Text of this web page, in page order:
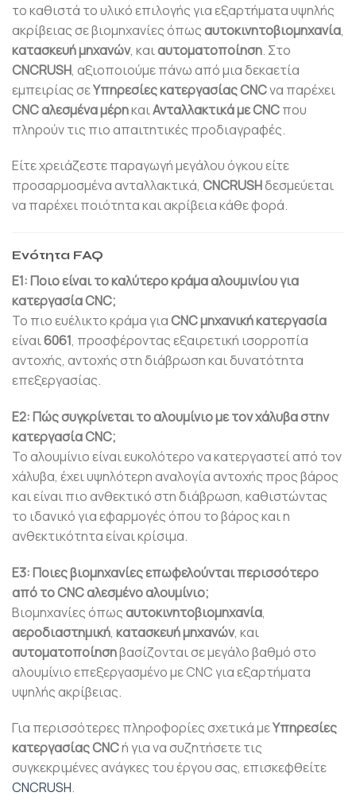
το καθιστά το υλικό επιλογής για εξαρτήματα υψηλής
ακρίβειας σε βιομηχανίες όπωςαυτοκινητοβιομηχανία,
κατασκευή μηχανών, καιαυτοματοποίηση. Στο
CNCRUSH, αξιοποιούμε πάνω από μια δεκαετία
εμπειρίας σεΥπηρεσίες κατεργασίας CNCνα παρέχει
CNC αλεσμένα μέρηκαιΑνταλλακτικά με CNCπου
πληρούν τις πιο απαιτητικές προδιαγραφές.
Είτε χρειάζεστε παραγωγή μεγάλου όγκου είτε
προσαρμοσμένα ανταλλακτικά, CNCRUSHδεσμεύεται
να παρέχει ποιότητα και ακρίβεια κάθε φορά.
Ενότητα FAQ
Ε1: Ποιο είναι το καλύτερο κράμα αλουμινίου για
κατεργασία CNC;
Το πιο ευέλικτο κράμα γιαCNC μηχανική κατεργασία
είναι6061, προσφέροντας εξαιρετική ισορροπία
αντοχής, αντοχής στη διάβρωση και δυνατότητα
επεξεργασίας.
Ε2: Πώς συγκρίνεται το αλουμίνιο με τον χάλυβα στην
κατεργασία CNC;
Το αλουμίνιο είναι ευκολότερο να κατεργαστεί από τον
χάλυβα, έχει υψηλότερη αναλογία αντοχής προς βάρος
και είναι πιο ανθεκτικό στη διάβρωση, καθιστώντας
το ιδανικό για εφαρμογές όπου το βάρος και η
ανθεκτικότητα είναι κρίσιμα.
Ε3: Ποιες βιομηχανίες επωφελούνται περισσότερο
από το CNC αλεσμένο αλουμίνιο;
Βιομηχανίες όπωςαυτοκινητοβιομηχανία,
αεροδιαστημική, κατασκευή μηχανών, και
αυτοματοποίησηβασίζονται σε μεγάλο βαθμό στο
αλουμίνιο επεξεργασμένο με CNC για εξαρτήματα
υψηλής ακρίβειας.
Για περισσότερες πληροφορίες σχετικά μεΥπηρεσίες
κατεργασίας CNCή για να συζητήσετε τις
συγκεκριμένες ανάγκες του έργου σας, επισκεφθείτε
CNCRUSH.